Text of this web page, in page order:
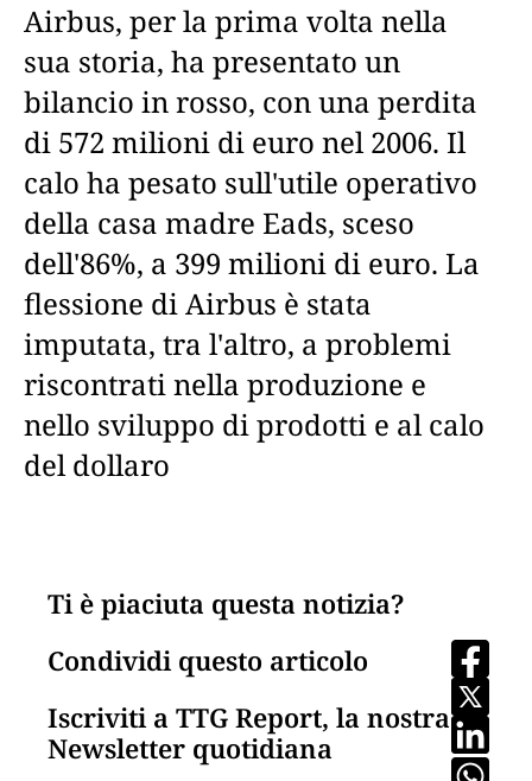
Airbus, per la prima volta nella
sua storia, ha presentato un
bilancio in rosso, con una perdita
di 572 milioni di euro nel 2006. Il
calo ha pesato sull'utile operativo
della casa madre Eads, sceso
dell'86%, a 399 milioni di euro. La
flessione di Airbus è stata
imputata, tra l'altro, a problemi
riscontrati nella produzione e
nello sviluppo di prodotti e al calo
del dollaro
Ti è piaciuta questa notizia?
Condividi questo articolo
Iscriviti a TTG Report, la nostra
Newsletter quotidiana